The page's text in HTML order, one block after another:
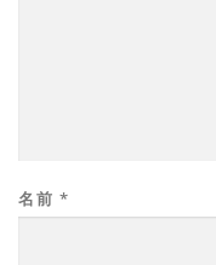
名前 *